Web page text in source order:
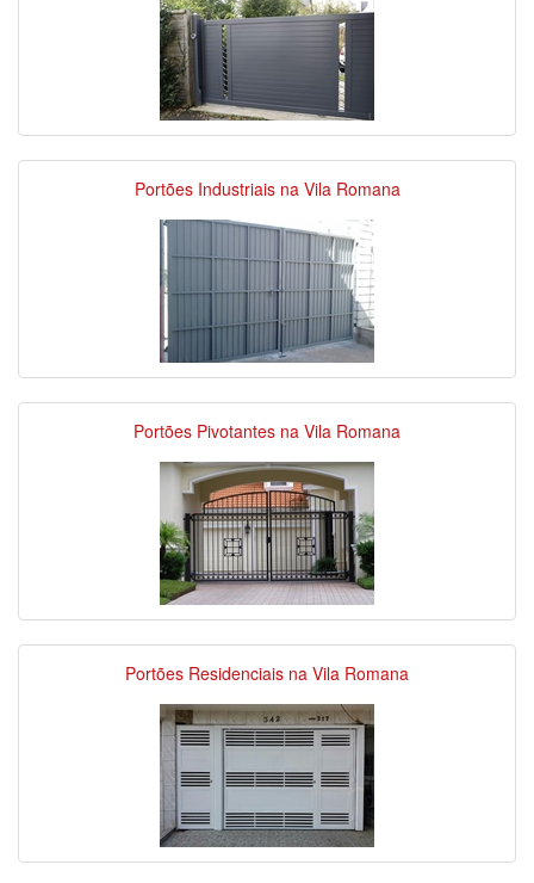
Portões Industriais na Vila Romana
Portões Pivotantes na Vila Romana
Portões Residenciais na Vila Romana